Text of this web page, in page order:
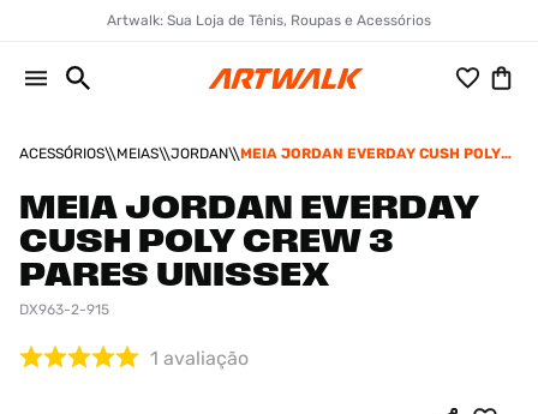
Artwalk: Sua Loja de Tênis, Roupas e Acessórios
ACESSÓRIOS MEIAS JORDAN
MEIA JORDAN EVERDAY CUSH POLY
MEIA JORDAN EVERDAY
CUSH POLY CREW 3
PARES UNISSEX
DX963-2-915
1 avaliação